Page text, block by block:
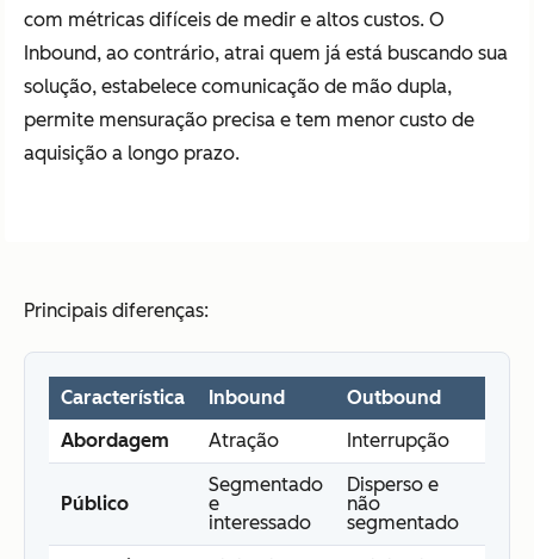
com métricas difíceis de medir e altos custos. O
Inbound, ao contrário, atrai quem já está buscando sua
solução, estabelece comunicação de mão dupla,
permite mensuração precisa e tem menor custo de
aquisição a longo prazo.
Principais diferenças:
Característica Inbound
Outbound
Abordagem
Atração Interrupção
Público
Segmentado
e
interessado
Disperso e
não
segmentado